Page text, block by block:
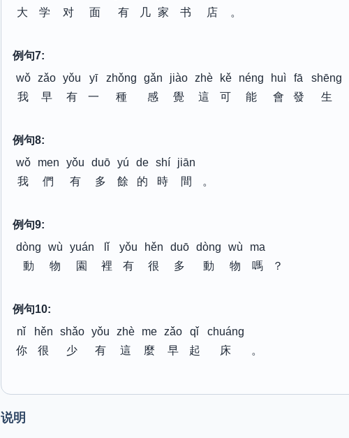
大
学
对
面
有
几
家
书
店
。
例句7:
wǒ
我
zǎo
早
yǒu
有
yī
一
zhǒng
種
gǎn
感
jiào
覺
zhè
這
kě
可
néng
能
huì
會
fā
發
shēng
生
例句8:
wǒ
我
men
們
yǒu
有
duō
多
yú
餘
de
的
shí
時
jiān
間
。
例句9:
dòng
動
wù
物
yuán
園
lǐ
裡
yǒu
有
hěn
很
duō
多
dòng
動
wù
物
ma
嗎
？
例句10:
nǐ
你
hěn
很
shǎo
少
yǒu
有
zhè
這
me
麼
zǎo
早
qǐ
起
chuáng
床
。
说明